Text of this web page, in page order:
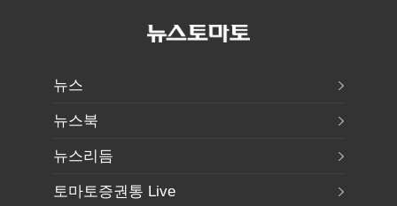
뉴스
뉴스북
뉴스리듬
토마토증권통 Live